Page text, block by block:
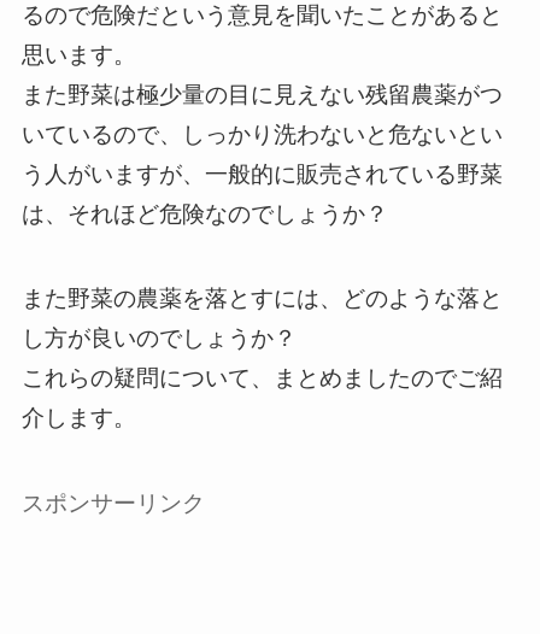
るので危険だという意見を聞いたことがあると
思います。
また野菜は極少量の目に見えない残留農薬がつ
いているので、しっかり洗わないと危ないとい
う人がいますが、一般的に販売されている野菜
は、それほど危険なのでしょうか？
また野菜の農薬を落とすには、どのような落と
し方が良いのでしょうか？
これらの疑問について、まとめましたのでご紹
介します。
スポンサーリンク